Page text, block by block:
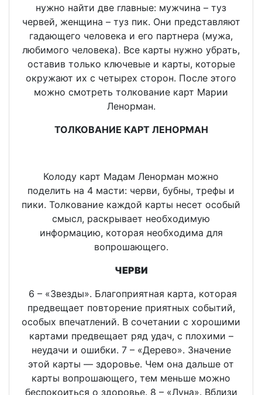
нужно найти две главные: мужчина – туз
червей, женщина – туз пик. Они представляют
гадающего человека и его партнера (мужа,
любимого человека). Все карты нужно убрать,
оставив только ключевые и карты, которые
окружают их с четырех сторон. После этого
можно смотреть толкование карт Марии
Ленорман.
ТОЛКОВАНИЕ КАРТ ЛЕНОРМАН
Колоду карт Мадам Ленорман можно
поделить на 4 масти: черви, бубны, трефы и
пики. Толкование каждой карты несет особый
смысл, раскрывает необходимую
информацию, которая необходима для
вопрошающего.
ЧЕРВИ
6 – «Звезды». Благоприятная карта, которая
предвещает повторение приятных событий,
особых впечатлений. В сочетании с хорошими
картами предвещает ряд удач, с плохими –
неудачи и ошибки. 7 – «Дерево». Значение
этой карты — здоровье. Чем она дальше от
карты вопрошающего, тем меньше можно
беспокоиться о здоровье. 8 – «Луна». Вблизи